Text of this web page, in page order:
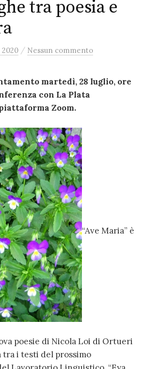
tra poesia e
2020 / Nessun commento
martedì, 28 luglio, ore
con La Plata
Zoom.
“Ave Maria” è
poesie di Nicola Loi di Ortueri
tra i testi del prossimo